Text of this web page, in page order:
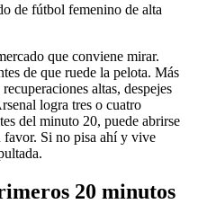
de fútbol femenino de alta
que conviene mirar.
de que ruede la pelota. Más
altas, despejes
logra tres o cuatro
del minuto 20, puede abrirse
favor. Si no pisa ahí y vive
20 minutos